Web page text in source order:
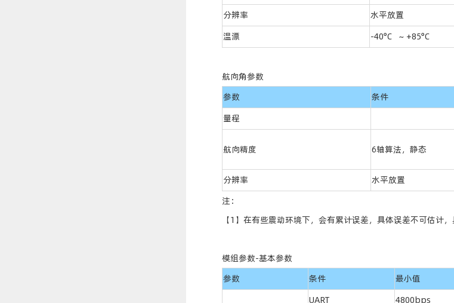
分辨率
水平放置
温漂
-40°C ~ +85°C
航向角参数
参数
条件
量程
航向精度 6轴算法，静态
分辨率
水平放置
注：
【1】在有些震动环境下，会有累计误差，具体误差不可估计
模组参数-基本参数
参数
条件 最小值
UART 4800bps